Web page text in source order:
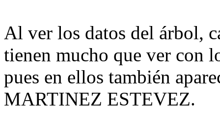
Al ver los datos del árbol,
tienen mucho que ver con
pues en ellos también
MARTINEZ ESTEVEZ.